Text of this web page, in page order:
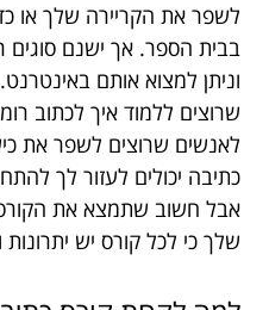
לשפר את הקריירה שלך או
בבית הספר. אך ישנם סוגים
וניתן למצוא אותם
שרוצים ללמוד איך לכתוב
לאנשים שרוצים לשפר את
כתיבה יכולים לעזור לך
אבל חשוב שתמצא את
שלך כי לכל קורס יש יתרונות